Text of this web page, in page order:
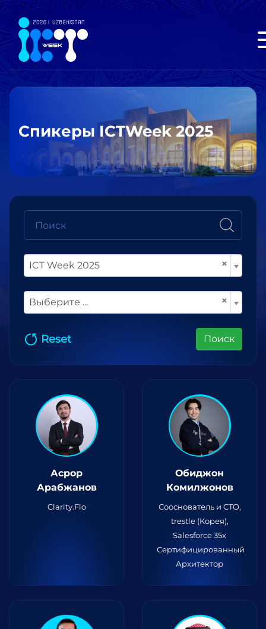
Спикеры ICTWeek 2025
×
ICT Week 2025
×
Выберите ...
Reset Поиск
Асрор
Арабжанов
Clarity.Flo
Обиджон
Комилжонов
Сооснователь и CTO,
trestle (Корея),
Salesforce 35x
Сертифицированный
Архитектор